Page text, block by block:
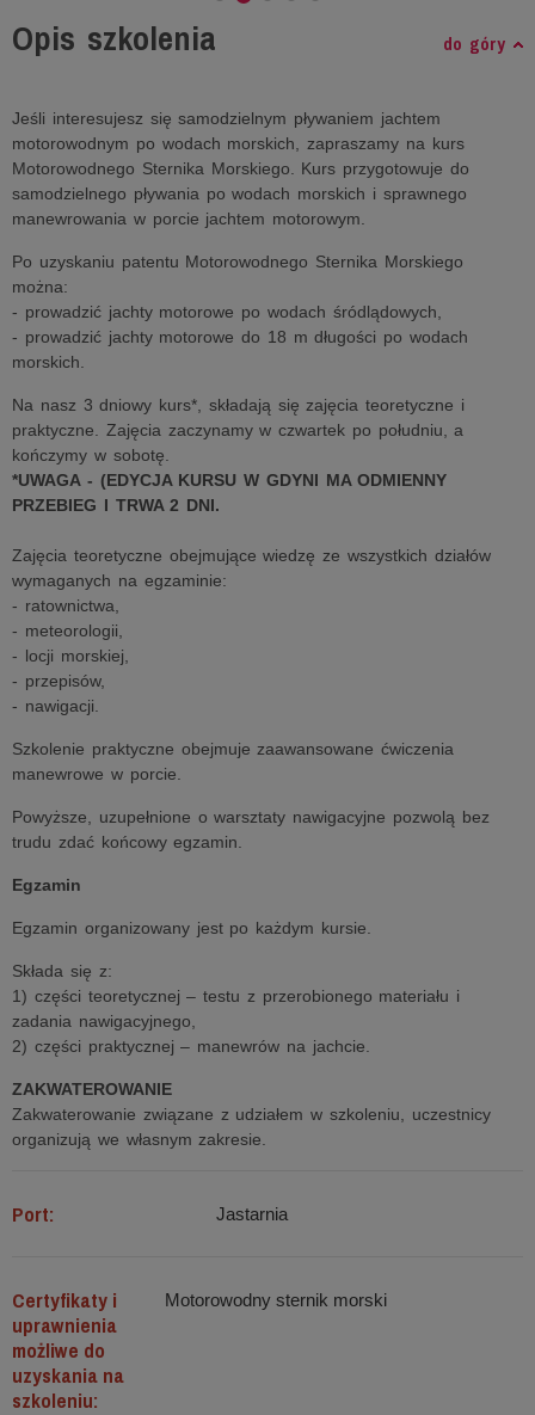
Opis szkolenia do góry
Jeśli interesujesz się samodzielnym pływaniem jachtem
motorowodnym po wodach morskich, zapraszamy na kurs
Motorowodnego Sternika Morskiego. Kurs przygotowuje do
samodzielnego pływania po wodach morskich i sprawnego
manewrowania w porcie jachtem motorowym.
Po uzyskaniu patentu Motorowodnego Sternika Morskiego
można:
- prowadzić jachty motorowe po wodach śródlądowych,
- prowadzić jachty motorowe do 18 m długości po wodach
morskich.
Na nasz 3 dniowy kurs*, składają się zajęcia teoretyczne i
praktyczne. Zajęcia zaczynamy w czwartek po południu, a
kończymy w sobotę.
*UWAGA - (EDYCJA KURSU W GDYNI MA ODMIENNY
PRZEBIEG I TRWA 2 DNI.
Zajęcia teoretyczne obejmujące wiedzę ze wszystkich działów
wymaganych na egzaminie:
- ratownictwa,
- meteorologii,
- locji morskiej,
- przepisów,
- nawigacji.
Szkolenie praktyczne obejmuje zaawansowane ćwiczenia
manewrowe w porcie.
Powyższe, uzupełnione o warsztaty nawigacyjne pozwolą bez
trudu zdać końcowy egzamin.
Egzamin
Egzamin organizowany jest po każdym kursie.
Składa się z:
1) części teoretycznej – testu z przerobionego materiału i
zadania nawigacyjnego,
2) części praktycznej – manewrów na jachcie.
ZAKWATEROWANIE
Zakwaterowanie związane z udziałem w szkoleniu, uczestnicy
organizują we własnym zakresie.
Port: Jastarnia
Certyfikaty i
uprawnienia
możliwe do
uzyskania na
szkoleniu:
Motorowodny sternik morski